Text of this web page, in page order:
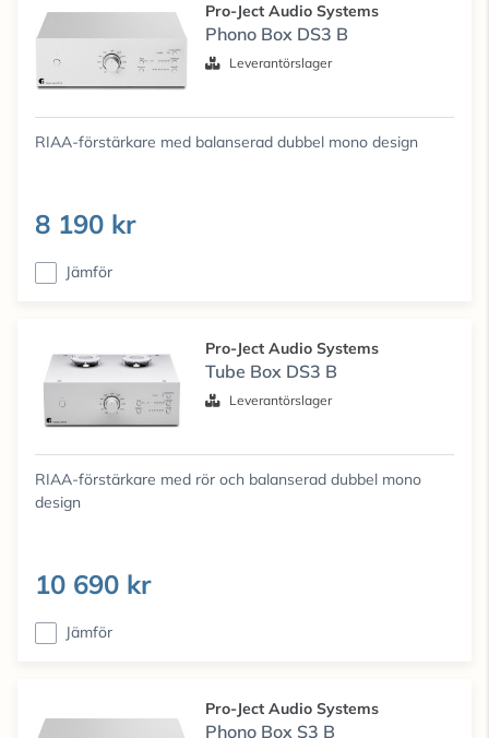
Pro-Ject Audio Systems
Phono Box DS3 B
Leverantörslager
RIAA-förstärkare med balanserad dubbel mono design
8 190 kr
Jämför
Pro-Ject Audio Systems
Tube Box DS3 B
Leverantörslager
RIAA-förstärkare med rör och balanserad dubbel mono
design
10 690 kr
Jämför
Pro-Ject Audio Systems
Phono Box S3 B